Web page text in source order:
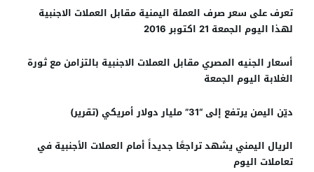
تعرف على سعر صرف العملة اليمنية مقابل العملات الاجنبية
لهذا اليوم الجمعة 21 اكتوبر 2016
أسعار الجنيه المصري مقابل العملات الاجنبية بالتزامن مع ثورة
الغلابة اليوم الجمعة
ديّن اليمن يرتفع إلى “31” مليار دولار أمريكي (تقرير)
الريال اليمني يشهد تراجعًا جديداً أمام العملات الأجنبية في
تعاملات اليوم